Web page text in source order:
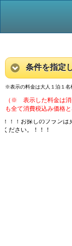
条件を指定
※表示の料金は大人１泊１名
（※ 表示した料金は消
も全て消費税込み価格と
！！！お探しのプラン
ください。！！！